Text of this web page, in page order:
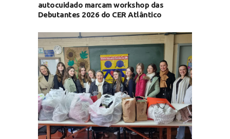
autocuidado marcam workshop das
Debutantes 2026 do CER Atlântico